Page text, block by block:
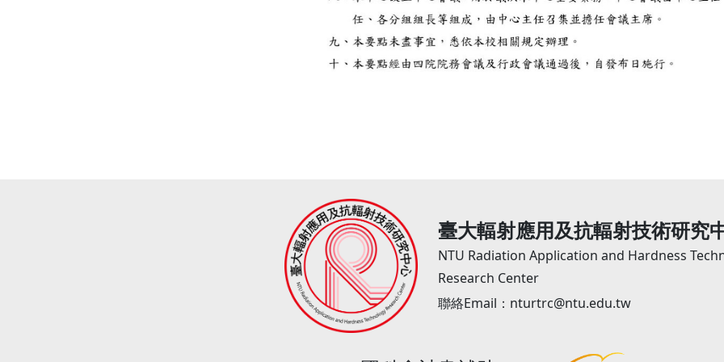
臺大輻射應用及抗輻射技術研究
NTU Radiation Application and Hardness
Research Center
聯絡Email：nturtrc@ntu.edu.tw